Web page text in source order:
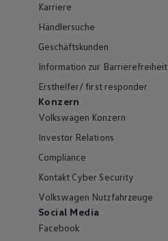
Karriere
Händlersuche
Geschäftskunden
Information zur Barrierefreiheit
Ersthelfer/ first responder
Konzern
Volkswagen Konzern
Investor Relations
Compliance
Kontakt Cyber Security
Volkswagen Nutzfahrzeuge
Social Media
Facebook